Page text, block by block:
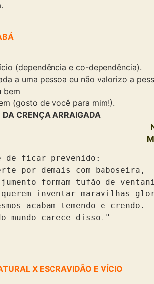
(dependência e co-dependência).
a uma pessoa eu não valorizo a
bem
(gosto de você para mim!).
DA CRENÇA ARRAIGADA
de ficar prevenido:
por demais com baboseira,
jumento formam tufão de
querem inventar maravilhas
acabam temendo e crendo.
mundo carece disso."
X ESCRAVIDÃO E VÍCIO